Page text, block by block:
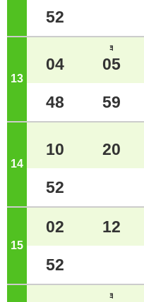
52
13
04
ﾖ
05
48 59
14
10 20
52
15 ジ
02 12
52
ﾖ